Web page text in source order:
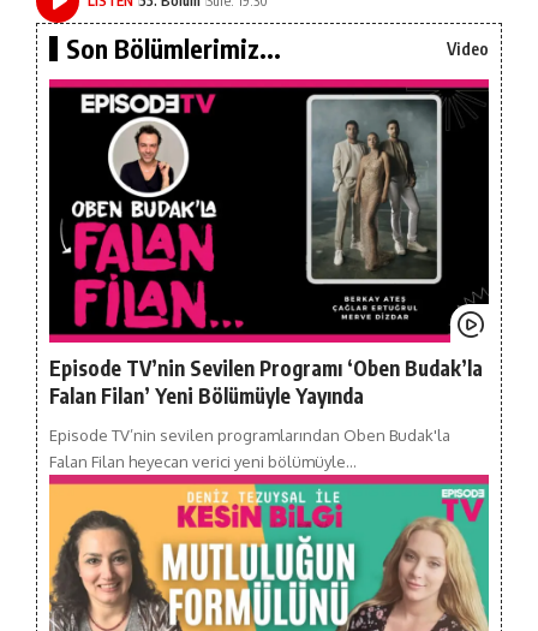
Son Bölümlerimiz... Video
Episode TV’nin Sevilen Programı ‘Oben Budak’la
Falan Filan’ Yeni Bölümüyle Yayında
Episode TV’nin sevilen programlarından Oben Budak'la
Falan Filan heyecan verici yeni bölümüyle…